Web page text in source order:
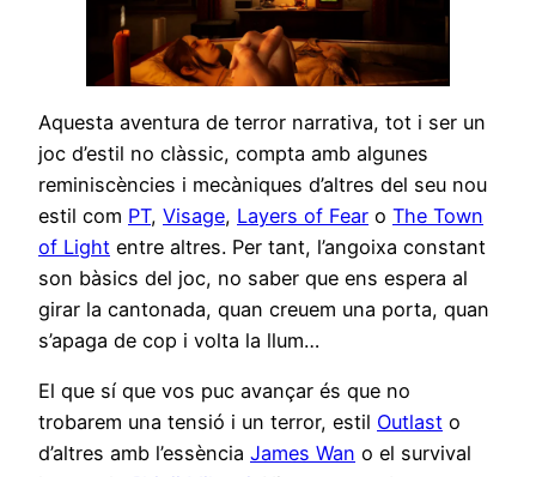
Aquesta aventura de terror narrativa, tot i ser un
joc d’estil no clàssic, compta amb algunes
reminiscències i mecàniques d’altres del seu nou
estil com PT, Visage, Layers of Fear o The Town
of Light entre altres. Per tant, l’angoixa constant
son bàsics del joc, no saber que ens espera al
girar la cantonada, quan creuem una porta, quan
s’apaga de cop i volta la llum…
El que sí que vos puc avançar és que no
trobarem una tensió i un terror, estil Outlast o
d’altres amb l’essència James Wan o el survival